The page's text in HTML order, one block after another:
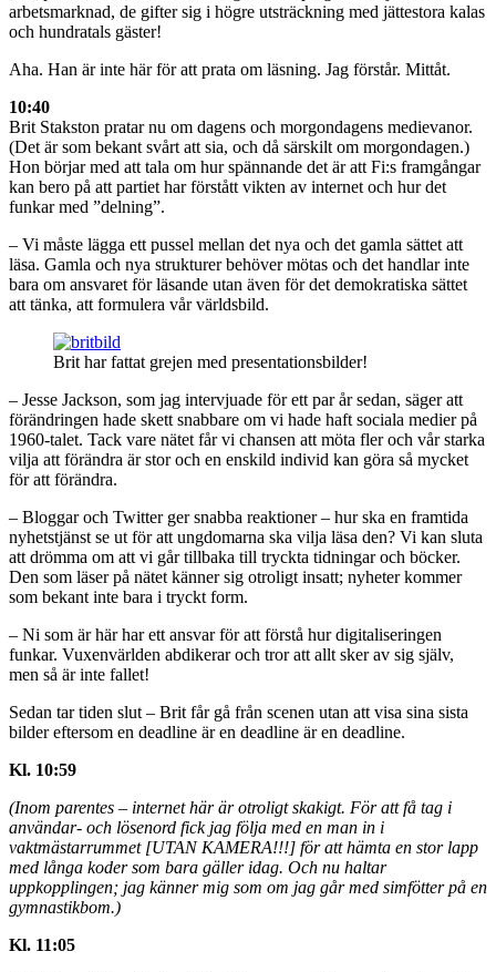
arbetsmarknad, de gifter sig i högre utsträckning med jättestora kalas
och hundratals gäster!
Aha. Han är inte här för att prata om läsning. Jag förstår. Mittåt.
10:40
Brit Stakston pratar nu om dagens och morgondagens medievanor.
(Det är som bekant svårt att sia, och då särskilt om morgondagen.)
Hon börjar med att tala om hur spännande det är att Fi:s framgångar
kan bero på att partiet har förstått vikten av internet och hur det
funkar med ”delning”.
– Vi måste lägga ett pussel mellan det nya och det gamla sättet att
läsa. Gamla och nya strukturer behöver mötas och det handlar inte
bara om ansvaret för läsande utan även för det demokratiska sättet
att tänka, att formulera vår världsbild.
Brit har fattat grejen med presentationsbilder!
– Jesse Jackson, som jag intervjuade för ett par år sedan, säger att
förändringen hade skett snabbare om vi hade haft sociala medier på
1960-talet. Tack vare nätet får vi chansen att möta fler och vår starka
vilja att förändra är stor och en enskild individ kan göra så mycket
för att förändra.
– Bloggar och Twitter ger snabba reaktioner – hur ska en framtida
nyhetstjänst se ut för att ungdomarna ska vilja läsa den? Vi kan sluta
att drömma om att vi går tillbaka till tryckta tidningar och böcker.
Den som läser på nätet känner sig otroligt insatt; nyheter kommer
som bekant inte bara i tryckt form.
– Ni som är här har ett ansvar för att förstå hur digitaliseringen
funkar. Vuxenvärlden abdikerar och tror att allt sker av sig själv,
men så är inte fallet!
Sedan tar tiden slut – Brit får gå från scenen utan att visa sina sista
bilder eftersom en deadline är en deadline är en deadline.
Kl. 10:59
(Inom parentes – internet här är otroligt skakigt. För att få tag i
användar- och lösenord fick jag följa med en man in i
vaktmästarrummet [UTAN KAMERA!!!] för att hämta en stor lapp
med långa koder som bara gäller idag. Och nu haltar
uppkopplingen; jag känner mig som om jag går med simfötter på en
gymnastikbom.)
Kl. 11:05